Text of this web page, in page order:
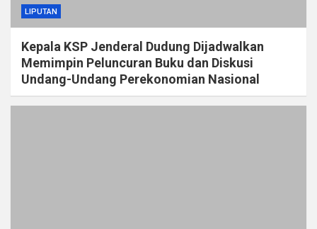
LIPUTAN
Kepala KSP Jenderal Dudung Dijadwalkan
Memimpin Peluncuran Buku dan Diskusi
Undang-Undang Perekonomian Nasional